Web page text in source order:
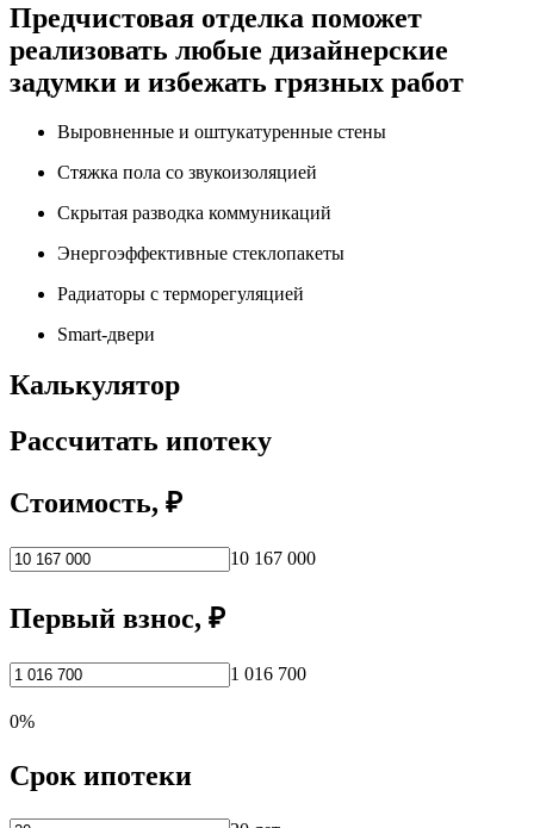
Предчистовая отделка поможет
реализовать любые дизайнерские
задумки и избежать грязных работ
Выровненные и оштукатуренные стены
Стяжка пола со звукоизоляцией
Скрытая разводка коммуникаций
Энергоэффективные стеклопакеты
Радиаторы с терморегуляцией
Smart-двери
Калькулятор
Рассчитать ипотеку
Стоимость, ₽
10 167 000
Первый взнос, ₽
1 016 700
0%
Срок ипотеки